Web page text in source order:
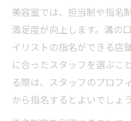
美容室では、担当制や指名
満足度が向上します。溝の
イリストの指名ができる店
に合ったスタッフを選ぶこ
る際は、スタッフのプロフ
から指名するとよいでしょう